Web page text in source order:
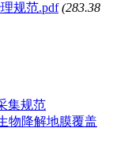
规范.pdf (283.38
集规范
物降解地膜覆盖